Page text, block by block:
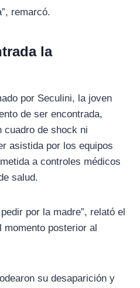
remarcó.
la
por Seculini, la joven
de ser encontrada,
cuadro de shock ni
asistida por los equipos
a controles médicos
salud.
por la madre”, relató el
posterior al
su desaparición y